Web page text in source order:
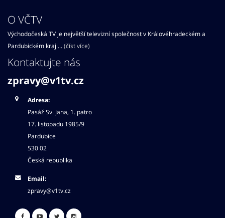
O VČTV
Východočeská TV je největší televizní společnost v Královéhradeckém a
Pardubickém kraji... (číst více)
Kontaktujte nás
zpravy@v1tv.cz
Adresa:
Pasáž Sv. Jana, 1. patro
17. listopadu 1985/9
Pardubice
530 02
Česká republika
Email:
zpravy@v1tv.cz